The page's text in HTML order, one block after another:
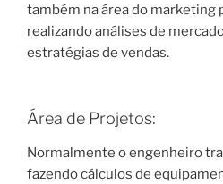
também na área do marketing
realizando análises de
estratégias de vendas.
Área de Projetos:
Normalmente o engenheiro
fazendo cálculos de